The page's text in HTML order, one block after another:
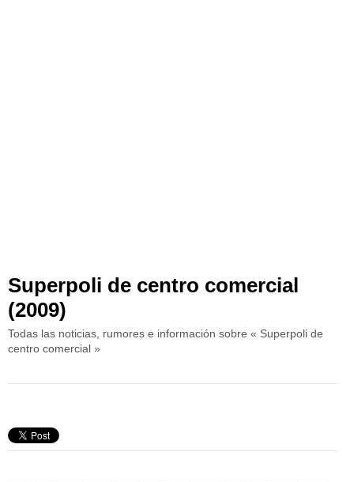
Superpoli de centro comercial
(2009)
Todas las noticias, rumores e información sobre « Superpoli de
centro comercial »